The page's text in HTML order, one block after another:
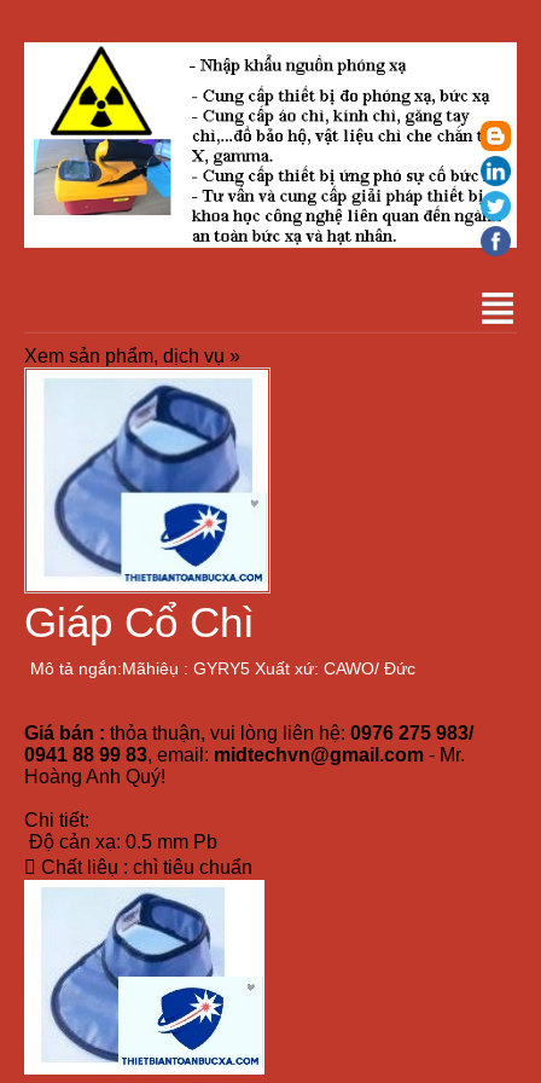
Xem sản phẩm, dịch vụ »
Giáp Cổ Chì
Mô tả ngắn:Mãhiêụ : GYRY5 Xuất xứ: CAWO/ Đức
Giá bán : thỏa thuận, vui lòng liên hệ: 0976 275 983/
0941 88 99 83, email: midtechvn@gmail.com - Mr.
Hoàng Anh Quý!
Chi tiết:
Độ cản xạ: 0.5 mm Pb
 Chất liêụ : chì tiêu chuẩn